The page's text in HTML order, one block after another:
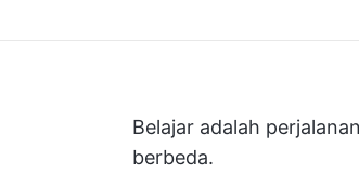
Belajar adalah
berbeda.